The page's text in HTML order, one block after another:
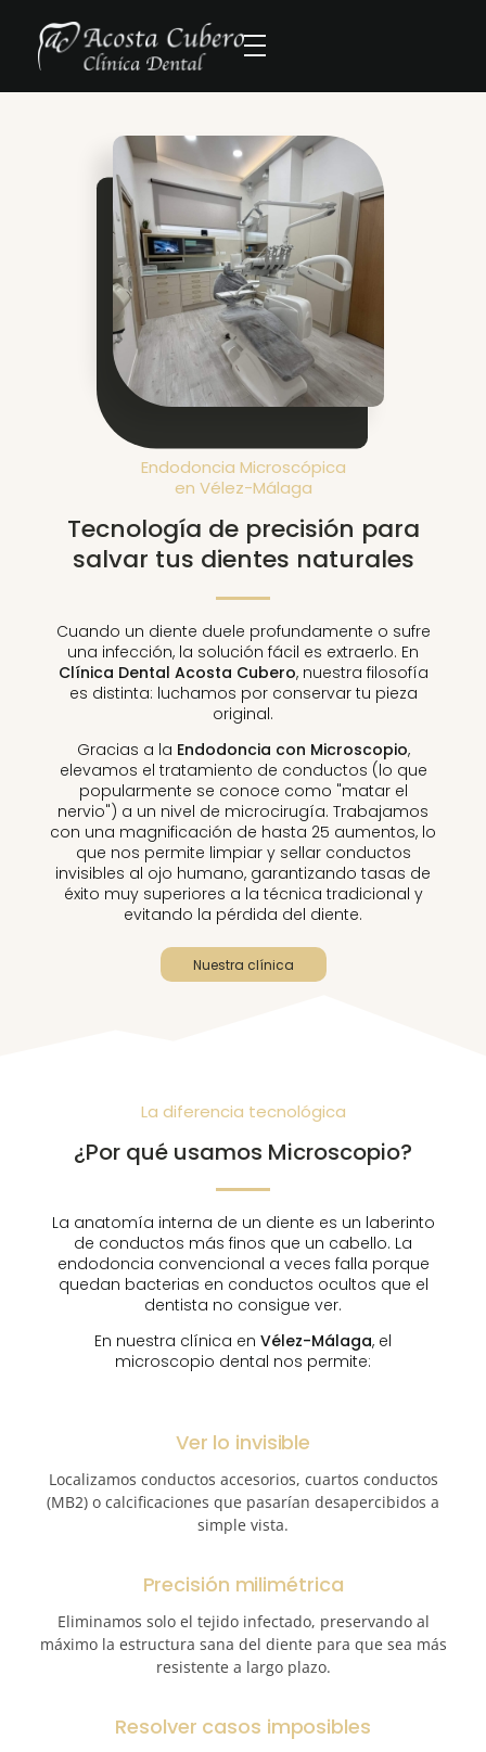
Endodoncia Microscópica
en Vélez-Málaga
Tecnología de precisión para
salvar tus dientes naturales
Cuando un diente duele profundamente o sufre
una infección, la solución fácil es extraerlo. En
Clínica Dental Acosta Cubero, nuestra filosofía
es distinta: luchamos por conservar tu pieza
original.
Gracias a la Endodoncia con Microscopio,
elevamos el tratamiento de conductos (lo que
popularmente se conoce como "matar el
nervio") a un nivel de microcirugía. Trabajamos
con una magnificación de hasta 25 aumentos, lo
que nos permite limpiar y sellar conductos
invisibles al ojo humano, garantizando tasas de
éxito muy superiores a la técnica tradicional y
evitando la pérdida del diente.
Nuestra clínica
La diferencia tecnológica
¿Por qué usamos Microscopio?
La anatomía interna de un diente es un laberinto
de conductos más finos que un cabello. La
endodoncia convencional a veces falla porque
quedan bacterias en conductos ocultos que el
dentista no consigue ver.
En nuestra clínica en Vélez-Málaga, el
microscopio dental nos permite:
Ver lo invisible
Localizamos conductos accesorios, cuartos conductos
(MB2) o calcificaciones que pasarían desapercibidos a
simple vista.
Precisión milimétrica
Eliminamos solo el tejido infectado, preservando al
máximo la estructura sana del diente para que sea más
resistente a largo plazo.
Resolver casos imposibles